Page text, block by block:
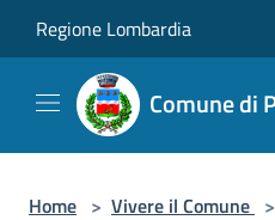
Regione Lombardia
Comune di
Home > Vivere il Comune >